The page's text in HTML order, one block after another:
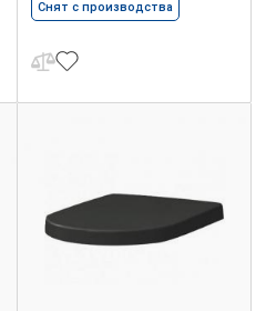
Снят с производства